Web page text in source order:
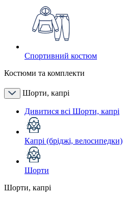
Спортивний костюм
Костюми та комплекти
Шорти, капрі
Дивитися всі Шорти, капрі
Капрі (бріджі, велосипедки)
Шорти
Шорти, капрі